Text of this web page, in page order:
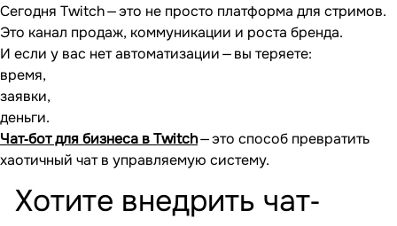
Сегодня Twitch — это не просто платформа для стримов.
Это канал продаж, коммуникации и роста бренда.
И если у вас нет автоматизации — вы теряете:
время,
заявки,
деньги.
Чат‐бот для бизнеса в Twitch— это способ превратить
хаотичный чат в управляемую систему.
Хотите внедрить чат‐